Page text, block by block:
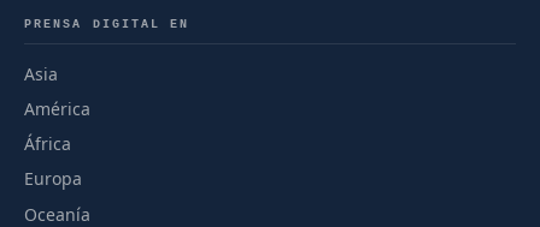
PRENSA DIGITAL EN
Asia
América
África
Europa
Oceanía